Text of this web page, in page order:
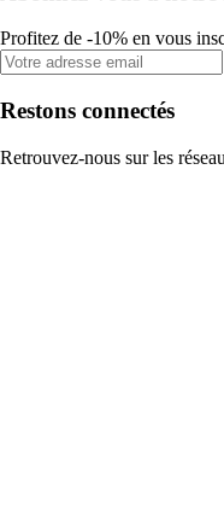
Profitez de -10% en vous
Restons connectés
Retrouvez-nous sur les